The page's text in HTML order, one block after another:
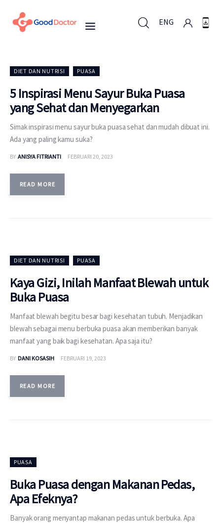
ENG
Untuk Bisnis
Untuk Anda
Mengapa Good Doctor
Berita
DIET DAN NUTRISI PUASA
5 Inspirasi Menu Sayur Buka Puasa
yang Sehat dan Menyegarkan
Simak inspirasi menu sayur buka puasa sehat dan mudah dibuat ini.
Ada yang paling kamu suka?
BY ANISYA FITRIANTI FEBRUARI 20, 2023
READ MORE
DIET DAN NUTRISI PUASA
Kaya Gizi, Inilah Manfaat Blewah untuk
Buka Puasa
Manfaat blewah begitu besar bagi kesehatan tubuh. Menjadikan
blewah sebagai menu berbuka puasa akan memberikan banyak
manfaat yang baik bagi kesehatan. Apa saja itu?
BY DANI KOSASIH FEBRUARI 19, 2023
READ MORE
PUASA
Buka Puasa dengan Makanan Pedas,
Apa Efeknya?
Banyak orang menyantap makanan pedas untuk berbuka. Apa